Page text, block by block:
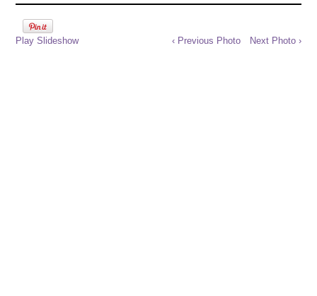
Play Slideshow ‹ Previous Photo Next Photo ›